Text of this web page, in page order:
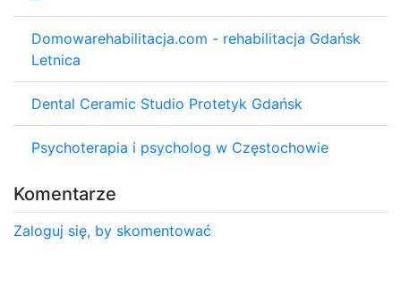
Domowarehabilitacja.com - rehabilitacja Gdańsk
Letnica
Dental Ceramic Studio Protetyk Gdańsk
Psychoterapia i psycholog w Częstochowie
Komentarze
Zaloguj się, by skomentować